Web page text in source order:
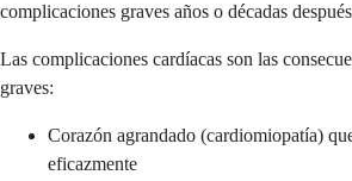
complicaciones graves años o décadas
Las complicaciones cardíacas son las
graves:
Corazón agrandado (cardiomiopatía)
eficazmente